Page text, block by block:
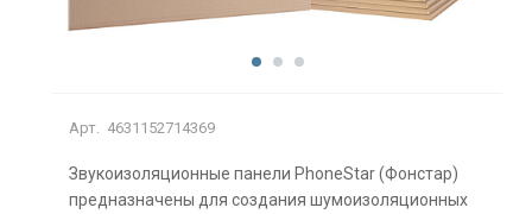
Арт. 4631152714369
Звукоизоляционные панели PhoneStar (Фонстар)
предназначены для создания шумоизоляционных